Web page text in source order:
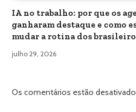
IA no trabalho: por que os
ganharam destaque e como
mudar a rotina dos
julho 29, 2026
Os comentários estão